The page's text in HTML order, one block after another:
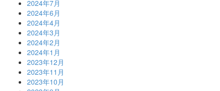
2024年7月
2024年6月
2024年4月
2024年3月
2024年2月
2024年1月
2023年12月
2023年11月
2023年10月